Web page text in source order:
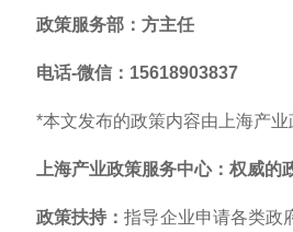
政策服务部 ：方主任
电话-微信：15618903837
*本文发布的政策内容由上海产
上海产业政策服务中心： 权威的
政策扶持：指导企业申请各类政